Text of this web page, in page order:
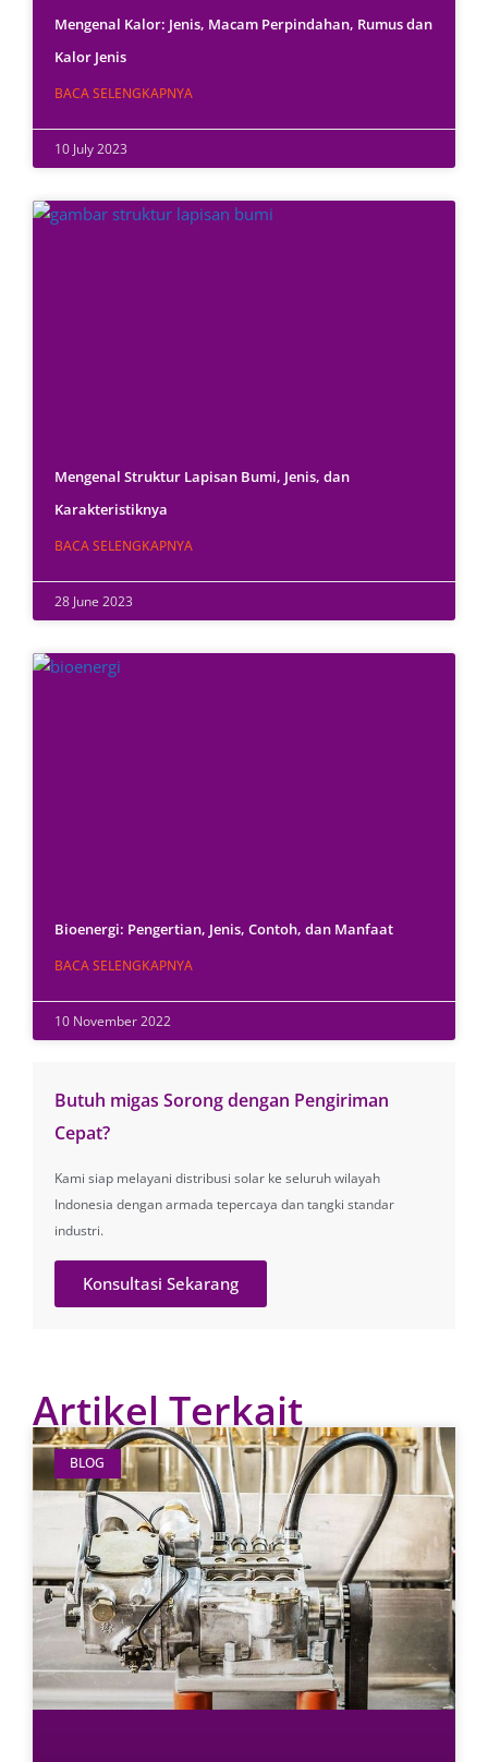
Mengenal Kalor: Jenis, Macam Perpindahan, Rumus dan
Kalor Jenis
BACA SELENGKAPNYA
10 July 2023
Mengenal Struktur Lapisan Bumi, Jenis, dan
Karakteristiknya
BACA SELENGKAPNYA
28 June 2023
Bioenergi: Pengertian, Jenis, Contoh, dan Manfaat
BACA SELENGKAPNYA
10 November 2022
Butuh migas Sorong dengan Pengiriman
Cepat?
Kami siap melayani distribusi solar ke seluruh wilayah
Indonesia dengan armada tepercaya dan tangki standar
industri.
Konsultasi Sekarang
Artikel Terkait
BLOG